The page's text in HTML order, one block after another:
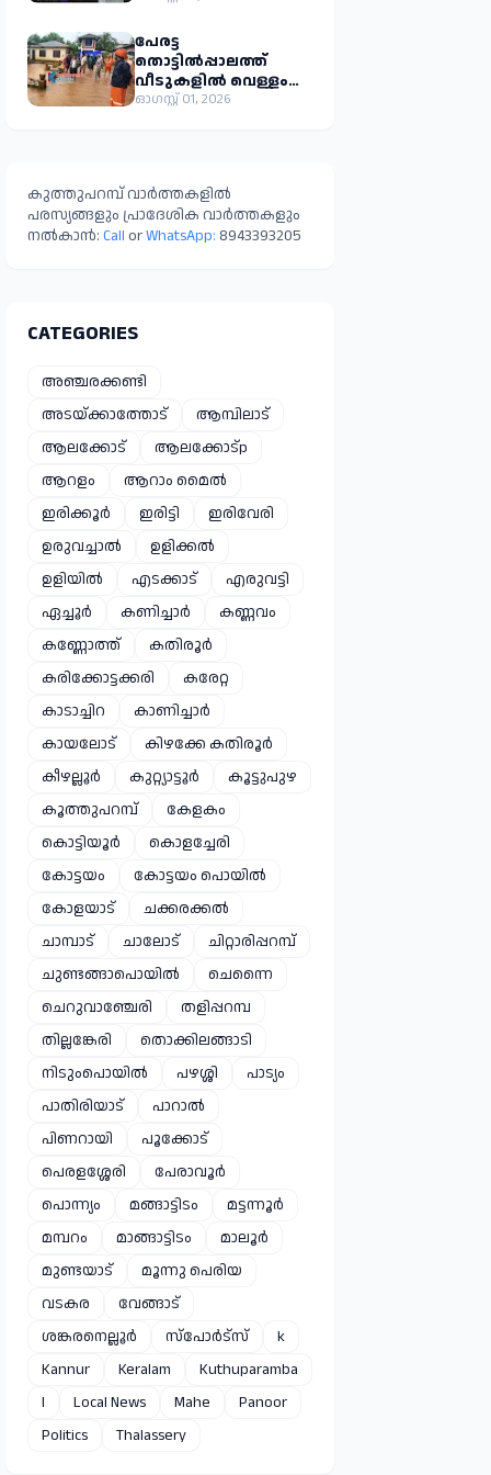
ഇജാസ് എം.പി.
പേരട്ട
തൊട്ടിൽപ്പാലത്ത്
വീടുകളിൽ വെള്ളം
കയറി; 26 പേരെ
ഓഗസ്റ്റ് 01, 2026
കുത്തുപറമ്പ് വാർത്തകളിൽ
പരസ്യങ്ങളും പ്രാദേശിക വാർത്തകളും
നൽകാൻ: Call orWhatsApp: 8943393205
CATEGORIES
അഞ്ചരക്കണ്ടി
അടയ്ക്കാത്തോട്
ആമ്പിലാട്
ആലക്കോട്
ആലക്കോട്p
ആറളം
ആറാം മൈൽ
ഇരിക്കൂർ
ഇരിട്ടി
ഇരിവേരി
ഉരുവച്ചാൽ
ഉളിക്കൽ
ഉളിയിൽ
എടക്കാട്
എരുവട്ടി
ഏച്ചൂർ
കണിച്ചാർ
കണ്ണവം
കണ്ണോത്ത്
കതിരൂർ
കരിക്കോട്ടക്കരി
കരേറ്റ
കാടാച്ചിറ
കാണിച്ചാർ
കായലോട്
കിഴക്കേ കതിരൂർ
കീഴല്ലൂർ
കുറ്റ്യാട്ടൂർ
കൂട്ടുപുഴ
കൂത്തുപറമ്പ്
കേളകം
കൊട്ടിയൂർ
കൊളച്ചേരി
കോട്ടയം
കോട്ടയം പൊയിൽ
കോളയാട്
ചക്കരക്കൽ
ചാമ്പാട്
ചാലോട്
ചിറ്റാരിപ്പറമ്പ്
ചുണ്ടങ്ങാപൊയിൽ
ചെന്നൈ
ചെറുവാഞ്ചേരി
തളിപ്പറമ്പ
തില്ലങ്കേരി
തൊക്കിലങ്ങാടി
നിടുംപൊയിൽ
പഴശ്ശി
പാട്യം
പാതിരിയാട്
പാറാൽ
പിണറായി
പൂക്കോട്
പെരളശ്ശേരി
പേരാവൂർ
പൊന്ന്യം
മങ്ങാട്ടിടം
മട്ടന്നൂർ
മമ്പറം
മാങ്ങാട്ടിടം
മാലൂർ
മുണ്ടയാട്
മൂന്നു പെരിയ
വടകര
വേങ്ങാട്
ശങ്കരനെല്ലൂർ
സ്പോർട്സ്
k
Kannur
Keralam
Kuthuparamba
l
Local News Mahe
Panoor
Politics
Thalassery